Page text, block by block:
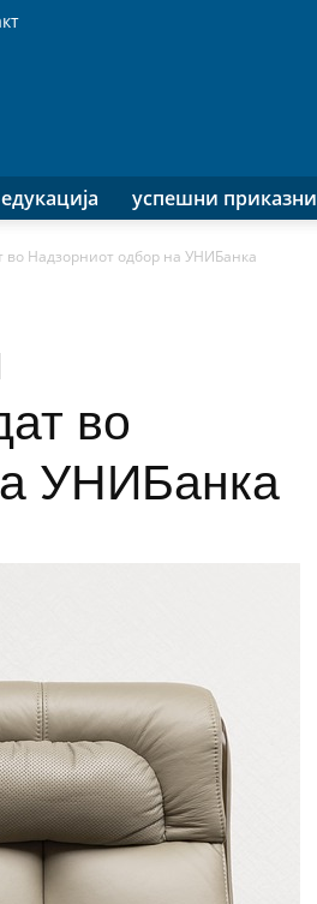
успешни приказни
Надзорниот одбор на УНИБанка
во
УНИБанка